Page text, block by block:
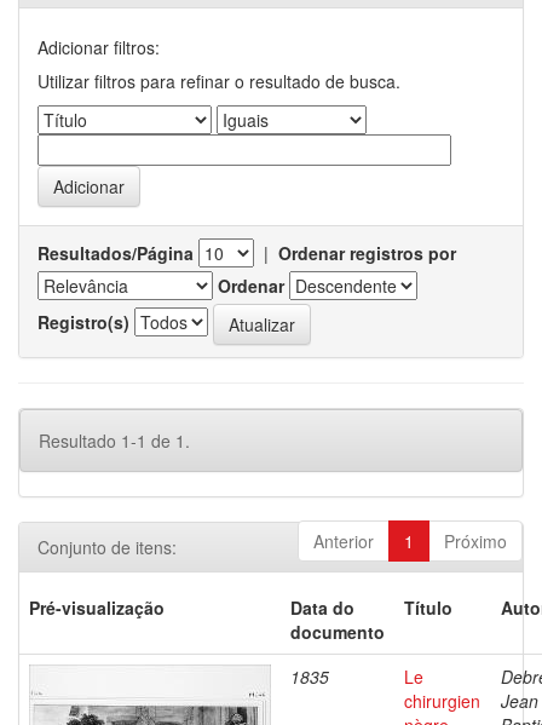
Adicionar filtros:
Utilizar filtros para refinar o resultado de busca.
Resultados/Página | Ordenar registros por
Ordenar
Registro(s)
Resultado 1-1 de 1.
Anterior 1 Próximo
Conjunto de itens:
Pré-visualização
Data do
documento
Título
1835
Le
chirurgien
Jean